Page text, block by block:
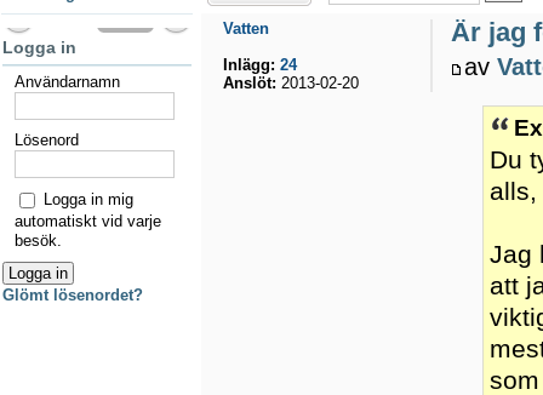
Är jag
av
Du
Jag
att
Vatten
Inlägg: 24
Anslöt: 2013-02-20
Logga in
Användarnamn
Lösenord
Logga in mig
automatiskt vid varje
besök.
Glömt lösenordet?